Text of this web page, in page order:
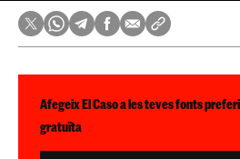
Afegeix El Caso a les teves fonts
gratuïta